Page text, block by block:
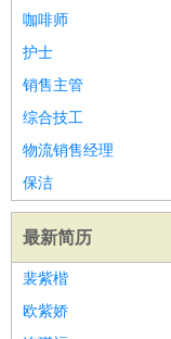
咖啡师
护士
销售主管
综合技工
物流销售经理
保洁
最新简历
裴紫楷
欧紫娇